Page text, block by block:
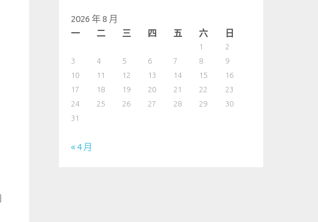
2026 年 8 月
一
二 三 四 五 六 日
1
2
3
4 5 6 7 8
9
10
11 12 13 14 15
16
17
18 19 20 21 22
23
24
25 26 27 28 29
30
31
« 4 月